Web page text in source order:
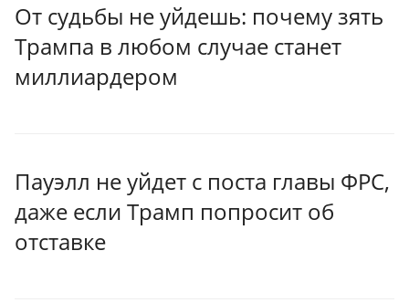
От судьбы не уйдешь: почему зять
Трампа в любом случае станет
миллиардером
Пауэлл не уйдет с поста главы ФРС,
даже если Трамп попросит об
отставке